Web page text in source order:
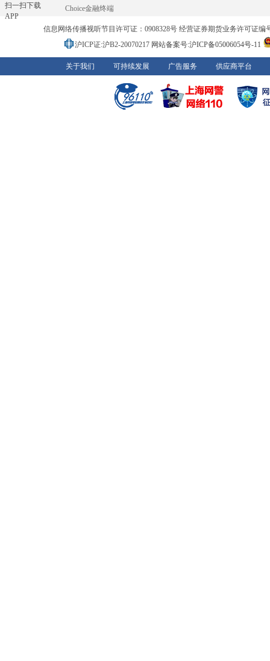
扫一扫下载
APP
Choice金融终端
信息网络传播视听节目许可证：0908328号 经营证券期货业务许可证编
沪ICP证:沪B2-20070217 网站备案号:沪ICP备05006054号-11
关于我们 可持续发展 广告服务 供应商平台